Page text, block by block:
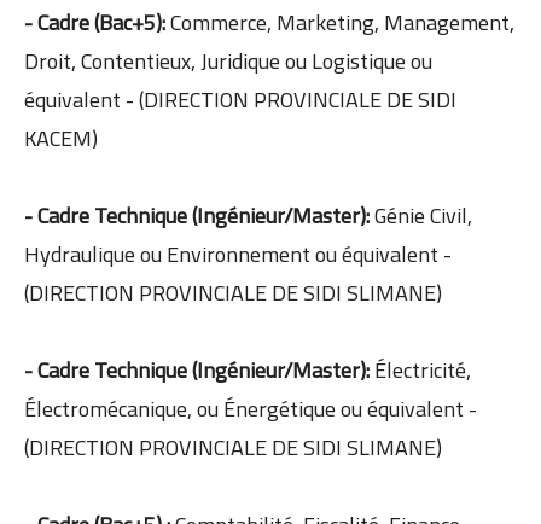
- Cadre (Bac+5):Commerce, Marketing, Management,
Droit, Contentieux, Juridique ou Logistique ou
équivalent - (DIRECTION PROVINCIALE DE SIDI
KACEM)
- Cadre Technique (Ingénieur/Master):Génie Civil,
Hydraulique ou Environnement ou équivalent -
(DIRECTION PROVINCIALE DE SIDI SLIMANE)
- Cadre Technique (Ingénieur/Master):Électricité,
Électromécanique, ou Énergétique ou équivalent -
(DIRECTION PROVINCIALE DE SIDI SLIMANE)